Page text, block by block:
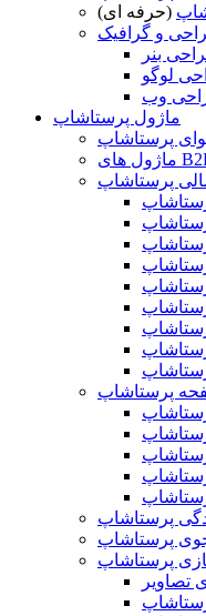
(حرفه ای)
و گرافیک
بنر
لوگو
وب
ماژول پرستاشاپ
پرستاشاپ
پرستاشاپ
پرستاشاپ
پرستاشاپ
پرستاشاپ
پرستاشاپ
تصاویر